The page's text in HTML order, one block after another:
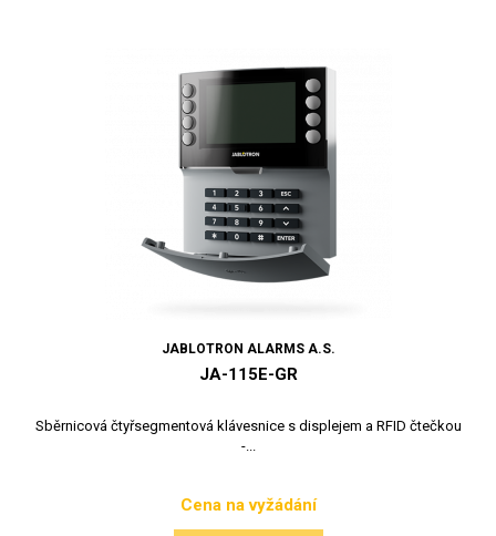
JABLOTRON ALARMS A.S.
JA-115E-GR
Sběrnicová čtyřsegmentová klávesnice s displejem a RFID čtečkou
-...
Cena
Cena na vyžádání